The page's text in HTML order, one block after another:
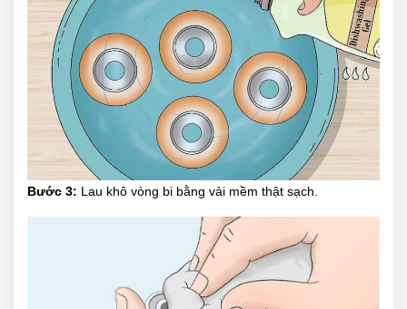
Bước 3: Lau khô vòng bi bằng vải mềm thật sạch.